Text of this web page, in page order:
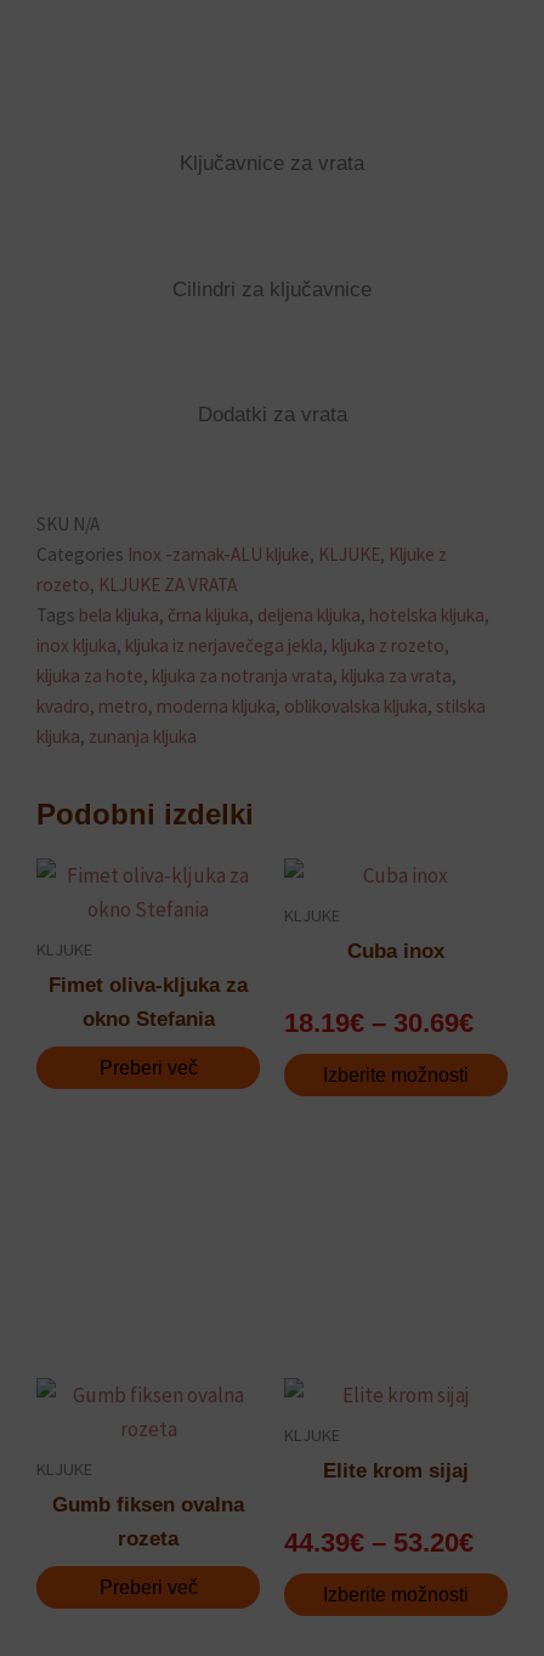
Ključavnice za vrata
Cilindri za ključavnice
Dodatki za vrata
SKU N/A
Categories Inox -zamak-ALU kljuke, KLJUKE, Kljuke z
rozeto, KLJUKE ZA VRATA
Tags bela kljuka, črna kljuka, deljena kljuka, hotelska kljuka,
inox kljuka, kljuka iz nerjavečega jekla, kljuka z rozeto,
kljuka za hote, kljuka za notranja vrata, kljuka za vrata,
kvadro, metro, moderna kljuka, oblikovalska kljuka, stilska
kljuka, zunanja kljuka
Podobni izdelki
KLJUKE
Fimet oliva-kljuka za
okno Stefania
Preberi več
KLJUKE
Cuba inox
18.19€ – 30.69€
Izberite možnosti
Ta
izdelek
različic.
lahko
KLJUKE
Gumb fiksen ovalna
rozeta
Preberi več
KLJUKE
Elite krom sijaj
44.39€ – 53.20€
Izberite možnosti
Ta
izdelek
različic.
lahko